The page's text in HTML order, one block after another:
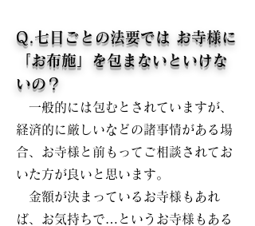
Q.七日ごとの法要では お寺様に
「お布施」を包まないといけな
いの？
一般的には包むとされていますが、
経済的に厳しいなどの諸事情がある場
合、お寺様と前もってご相談されてお
いた方が良いと思います。
金額が決まっているお寺様もあれ
ば、お気持ちで…というお寺様もある